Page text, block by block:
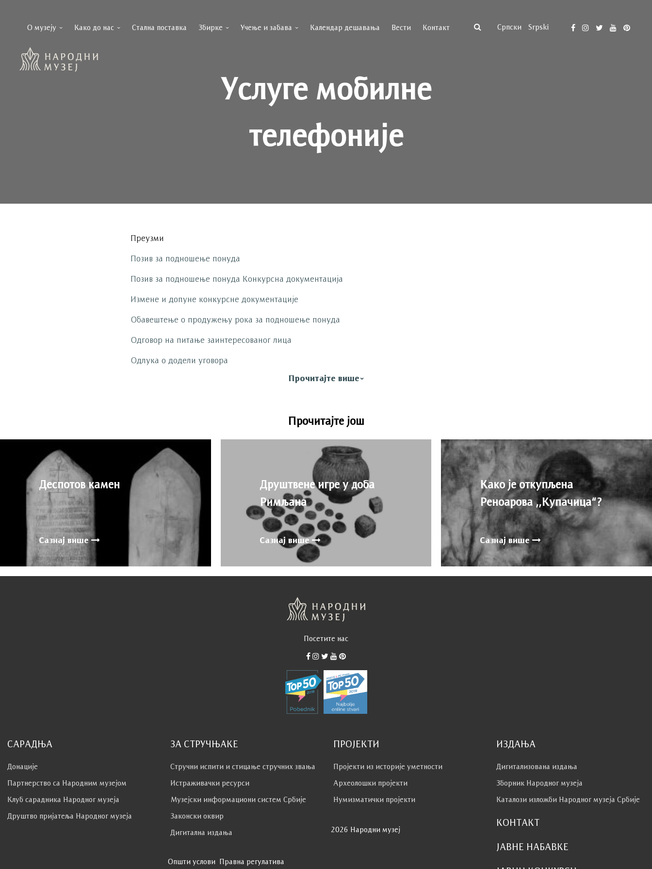
Српски Srpski
О музеју Како до нас Стална поставка Збирке Учење и забава Календар дешавања Вести Контакт
Услуге мобилне
телефоније
Преузми
Позив за подношење понуда
Позив за подношење понуда Конкурсна документација
Измене и допуне конкурсне документације
Обавештење о продужењу рока за подношење понуда
Одговор на питање заинтересованог лица
Одлука о додели уговора
Прочитајте више
Прочитајте још
Деспотов камен
Сазнај више
Друштвене игре у доба
Римљана
Сазнај више
Како је откупљена
Реноарова ,,Купачица“?
Сазнај више
Посетите нас
САРАДЊА
Донације
Партнерство са Народним музејoм
Клуб сaрaдникa Народног музеја
Друштво пријатеља Народног музеја
ЗА СТРУЧЊАКЕ
Стручни испити и стицање стручних звања
Истраживачки ресурси
Музејски информациони систем Србије
Законски оквир
Дигитална издања
Општи услови Правна регулатива
ПРОЈЕКТИ
Пројекти из историје уметности
Археолошки пројекти
Нумизматички пројекти
2026 Народни музеј
ИЗДАЊА
Дигитализована издања
Зборник Народног музеја
Каталози изложби Народног музеја Србије
КОНТАКТ
ЈАВНЕ НАБАВКЕ